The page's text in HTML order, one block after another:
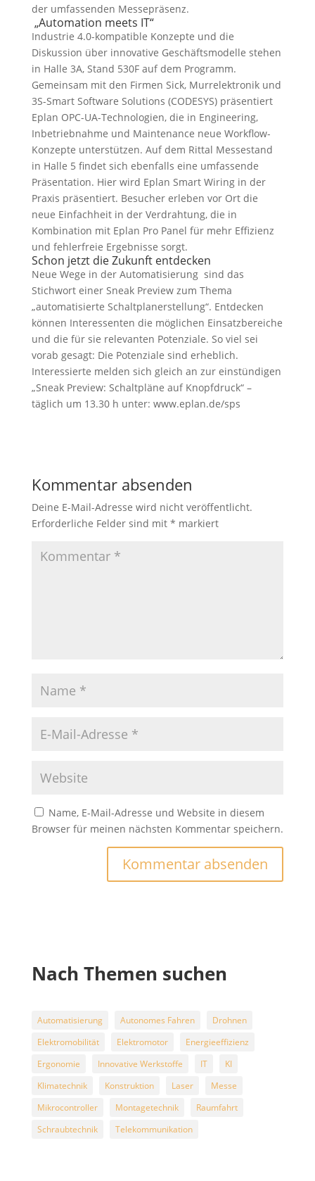
der umfassenden Messepräsenz.
„Automation meets IT“
Industrie 4.0-kompatible Konzepte und die
Diskussion über innovative Geschäftsmodelle stehen
in Halle 3A, Stand 530F auf dem Programm.
Gemeinsam mit den Firmen Sick, Murrelektronik und
3S-Smart Software Solutions (CODESYS) präsentiert
Eplan OPC-UA-Technologien, die in Engineering,
Inbetriebnahme und Maintenance neue Workflow-
Konzepte unterstützen. Auf dem Rittal Messestand
in Halle 5 findet sich ebenfalls eine umfassende
Präsentation. Hier wird Eplan Smart Wiring in der
Praxis präsentiert. Besucher erleben vor Ort die
neue Einfachheit in der Verdrahtung, die in
Kombination mit Eplan Pro Panel für mehr Effizienz
und fehlerfreie Ergebnisse sorgt.
Schon jetzt die Zukunft entdecken
Neue Wege in der Automatisierung sind das
Stichwort einer Sneak Preview zum Thema
„automatisierte Schaltplanerstellung“. Entdecken
können Interessenten die möglichen Einsatzbereiche
und die für sie relevanten Potenziale. So viel sei
vorab gesagt: Die Potenziale sind erheblich.
Interessierte melden sich gleich an zur einstündigen
„Sneak Preview: Schaltpläne auf Knopfdruck“ –
täglich um 13.30 h unter: www.eplan.de/sps
Kommentar absenden
Deine E-Mail-Adresse wird nicht veröffentlicht.
Erforderliche Felder sind mit * markiert
Name, E-Mail-Adresse und Website in diesem
Browser für meinen nächsten Kommentar speichern.
Nach Themen suchen
Automatisierung Autonomes Fahren
Drohnen
Elektromobilität
Elektromotor
Energieeffizienz
Ergonomie
Innovative Werkstoffe IT
KI
Klimatechnik
Konstruktion Laser
Messe
Mikrocontroller
Montagetechnik
Raumfahrt
Schraubtechnik
Telekommunikation